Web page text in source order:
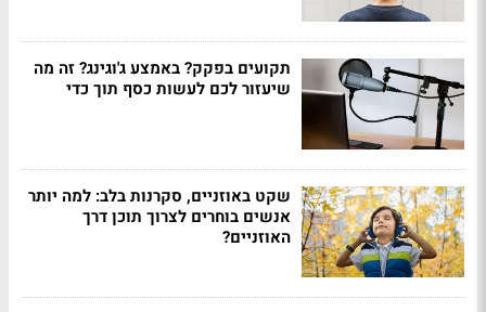
תקועים בפקק? באמצע ג'וגינג? זה מה
שיעזור לכם לעשות כסף תוך כדי
שקט באוזניים, סקרנות בלב: למה יותר
אנשים בוחרים לצרוך תוכן דרך
האוזניים?